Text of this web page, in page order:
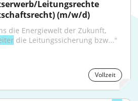
Leitungsrechte
(m/w/d)
die Energiewelt der Zukunft,
die Leitungssicherung bzw..."
Vollzeit